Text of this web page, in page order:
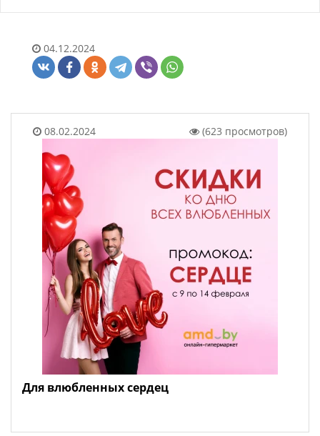
04.12.2024
08.02.2024 (623 просмотров)
Для влюбленных сердец